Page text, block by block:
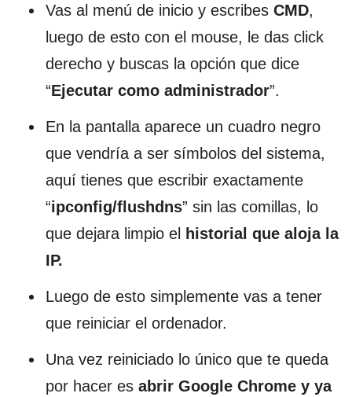
Vas al menú de inicio y escribes CMD,
luego de esto con el mouse, le das click
derecho y buscas la opción que dice
“Ejecutar como administrador”.
En la pantalla aparece un cuadro negro
que vendría a ser símbolos del sistema,
aquí tienes que escribir exactamente
“ipconfig/flushdns” sin las comillas, lo
que dejara limpio el
historial que aloja la
IP.
Luego de esto simplemente vas a tener
que reiniciar el ordenador.
Una vez reiniciado lo único que te queda
por hacer es abrir Google Chrome y ya